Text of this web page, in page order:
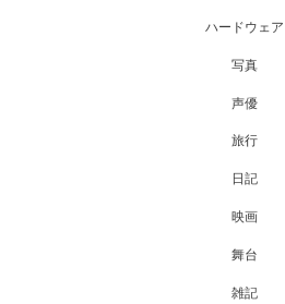
ハードウェア
写真
声優
旅行
日記
映画
舞台
雑記